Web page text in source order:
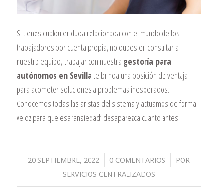
Si tienes cualquier duda relacionada con el mundo de los
trabajadores por cuenta propia, no dudes en consultar a
nuestro equipo, trabajar con nuestra gestoría para
autónomos en Sevillate brinda una posición de ventaja
para acometer soluciones a problemas inesperados.
Conocemos todas las aristas del sistema y actuamos de forma
veloz para que esa ‘ansiedad’ desaparezca cuanto antes.
20 SEPTIEMBRE, 2022
/ 0 COMENTARIOS
/
POR
SERVICIOS CENTRALIZADOS